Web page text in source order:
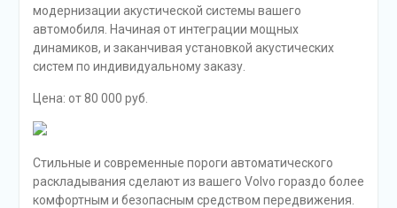
модернизации акустической системы вашего
автомобиля. Начиная от интеграции мощных
динамиков, и заканчивая установкой акустических
систем по индивидуальному заказу.
Цена: от 80 000 руб.
Стильные и современные пороги автоматического
раскладывания сделают из вашего Volvo гораздо более
комфортным и безопасным средством передвижения.